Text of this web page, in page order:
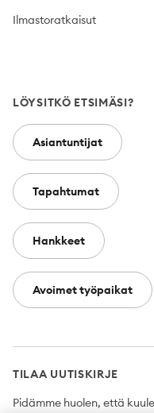
Ilmastoratkaisut
LÖYSITKÖ ETSIMÄSI?
Asiantuntijat
Tapahtumat
Hankkeet
Avoimet työpaikat
TILAA UUTISKIRJE
Pidämme huolen, että